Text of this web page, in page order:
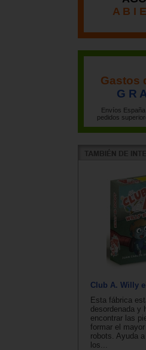
A B I
Gastos
G R
Envíos
pedidos
Club A. Willy
Esta fábrica
desordenada y
encontrar las
formar el
robots. Ayuda
los...